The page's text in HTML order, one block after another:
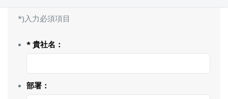
*)入力必須項目
* 貴社名：
部署：